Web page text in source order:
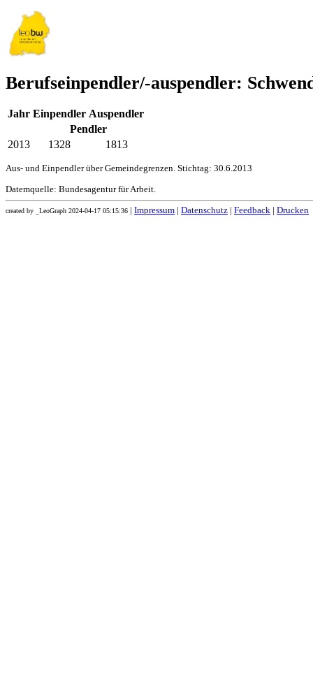
Berufseinpendler/-auspendler:
Jahr Einpendler Auspendler
Pendler
2013
1328 1813
Aus- und Einpendler über Gemeindegrenzen. Stichtag: 30.6.2013
Datemquelle: Bundesagentur für Arbeit.
created by _LeoGraph 2024-04-17 05:15:36 Impressum Datenschutz Feedback Drucken